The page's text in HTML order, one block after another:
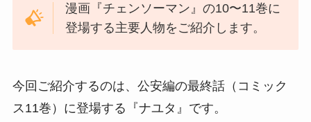
漫画『チェンソーマン』の10〜11巻に
登場する主要人物をご紹介します。
今回ご紹介するのは、公安編の最終話（コミック
ス11巻）に登場する『ナユタ』です。